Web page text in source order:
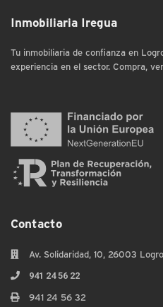
Inmobiliaria Iregua
Tu inmobiliaria de confianza en
experiencia en el sector. Compra,
Contacto
Av. Solidaridad, 10, 26003
941 24 56 22
941 24 56 32